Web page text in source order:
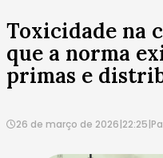
Toxicidade na
que a norma
primas e
26 de março de 2026|22:25|